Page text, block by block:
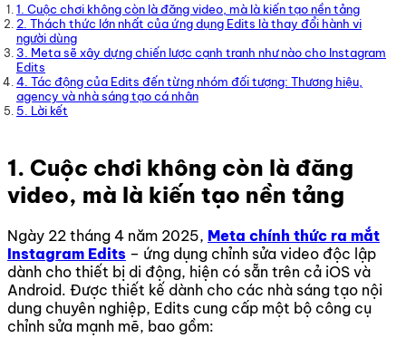
1. Cuộc chơi không còn là đăng video, mà là kiến tạo nền tảng
2. Thách thức lớn nhất của ứng dụng Edits là thay đổi hành vi
người dùng
3. Meta sẽ xây dựng chiến lược cạnh tranh như nào cho Instagram
Edits
4. Tác động của Edits đến từng nhóm đối tượng: Thương hiệu,
agency và nhà sáng tạo cá nhân
5. Lời kết
1. Cuộc chơi không còn là đăng
video, mà là kiến tạo nền tảng
Ngày 22 tháng 4 năm 2025, Meta chính thức ra mắt
Instagram Edits – ứng dụng chỉnh sửa video độc lập
dành cho thiết bị di động, hiện có sẵn trên cả iOS và
Android. Được thiết kế dành cho các nhà sáng tạo nội
dung chuyên nghiệp, Edits cung cấp một bộ công cụ
chỉnh sửa mạnh mẽ, bao gồm: